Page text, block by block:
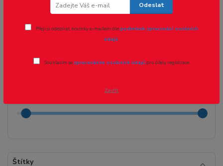
Štítky
Odeslat
Přeji si odebírat novinky e-mailem dlepodmínek zpracování osobních
údajů.
Souhlasím se zpracováním osobních údajů pro účely registrace.
Zavřít